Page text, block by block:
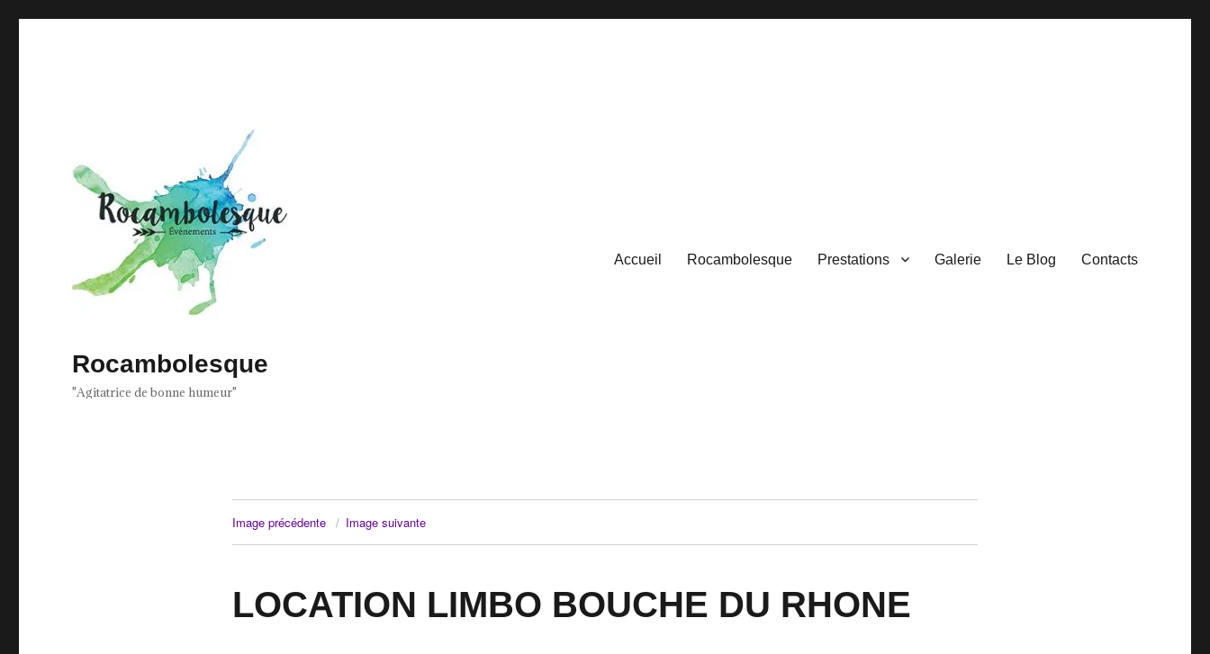
Rocambolesque
"Agitatrice de bonne humeur"
Accueil Rocambolesque Prestations Galerie Le Blog Contacts
Image précédente Image suivante
LOCATION LIMBO BOUCHE DU RHONE